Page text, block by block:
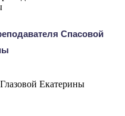
Спасовой